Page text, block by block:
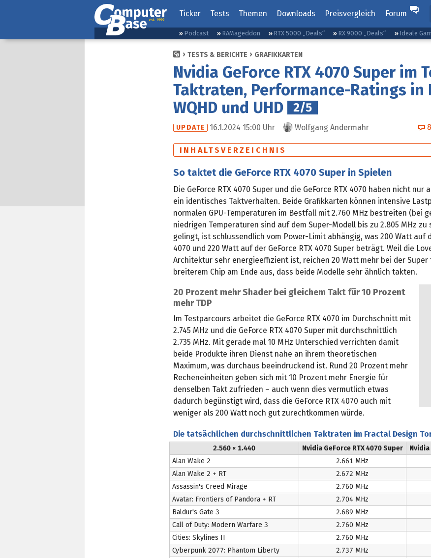
Ticker Tests Themen Downloads Preisvergleich Forum
Podcast RAMageddon RTX 5000 „Deals“ RX 9000 „Deals“ Ideale
TESTS & BERICHTE GRAFIKKARTEN
Nvidia GeForce RTX 4070 Super im
Taktraten, Performance-Ratings in
WQHD und UHD
2/5
UPDATE 16.1.2024 15:00 Uhr Wolfgang Andermahr
INHALTSVERZEICHNIS
So taktet die GeForce RTX 4070 Super in Spielen
Die GeForce RTX 4070 Super und die GeForce RTX 4070 haben nicht nur
ein identisches Taktverhalten. Beide Grafikkarten können intensive
normalen GPU-Temperaturen im Bestfall mit 2.760 MHz bestreiten (bei
niedrigen Temperaturen sind auf dem Super-Modell bis zu 2.805 MHz zu
gelingt, ist schlussendlich vom Power-Limit abhängig, was 200 Watt auf
4070 und 220 Watt auf der GeForce RTX 4070 Super beträgt. Weil die
Architektur sehr energieeffizient ist, reichen 20 Watt mehr bei der
breiterem Chip am Ende aus, dass beide Modelle sehr ähnlich takten.
20 Prozent mehr Shader bei gleichem Takt für 10 Prozent
mehr TDP
Im Testparcours arbeitet die GeForce RTX 4070 im Durchschnitt mit
2.745 MHz und die GeForce RTX 4070 Super mit durchschnittlich
2.735 MHz. Mit gerade mal 10 MHz Unterschied verrichten damit
beide Produkte ihren Dienst nahe an ihrem theoretischen
Maximum, was durchaus beeindruckend ist. Rund 20 Prozent mehr
Recheneinheiten geben sich mit 10 Prozent mehr Energie für
denselben Takt zufrieden – auch wenn dies vermutlich etwas
dadurch begünstigt wird, dass die GeForce RTX 4070 auch mit
weniger als 200 Watt noch gut zurechtkommen würde.
Die tatsächlichen durchschnittlichen Taktraten im Fractal Design
2.560 × 1.440 Nvidia GeForce RTX 4070 Super
Nvidia
Alan Wake 2
2.661 MHz
Alan Wake 2 + RT
2.672 MHz
Assassin's Creed Mirage
2.760 MHz
Avatar: Frontiers of Pandora + RT
2.704 MHz
Baldur's Gate 3
2.689 MHz
Call of Duty: Modern Warfare 3
2.760 MHz
Cities: Skylines II
2.760 MHz
Cyberpunk 2077: Phantom Liberty
2.737 MHz